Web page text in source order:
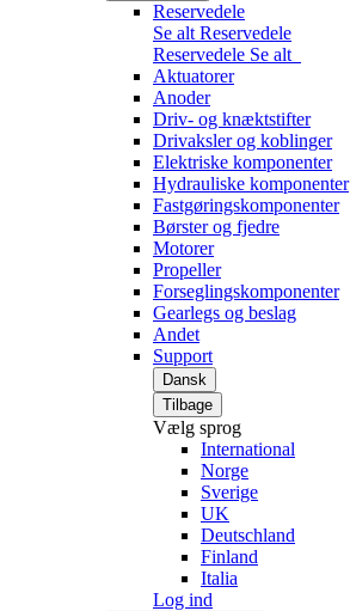
Reservedele
Se alt Reservedele
Reservedele Se alt
Aktuatorer
Anoder
Driv- og knæktstifter
Drivaksler og koblinger
Elektriske komponenter
Hydrauliske komponenter
Fastgøringskomponenter
Børster og fjedre
Motorer
Propeller
Forseglingskomponenter
Gearlegs og beslag
Andet
Support
Dansk
Tilbage
Vælg sprog
International
Norge
Sverige
UK
Deutschland
Finland
Italia
Log ind